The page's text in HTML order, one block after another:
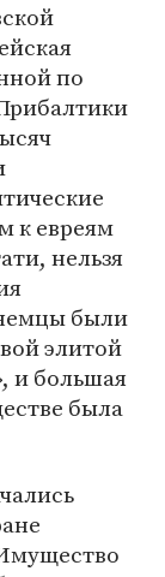
по
к евреям
нельзя
были
элитой
и большая
была